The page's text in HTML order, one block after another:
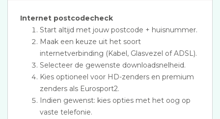
Internet postcodecheck
Start altijd met jouw postcode + huisnummer.
Maak een keuze uit het soort
internetverbinding (Kabel, Glasvezel of ADSL).
Selecteer de gewenste downloadsnelheid.
Kies optioneel voor HD-zenders en premium
zenders als Eurosport2.
Indien gewenst: kies opties met het oog op
vaste telefonie.